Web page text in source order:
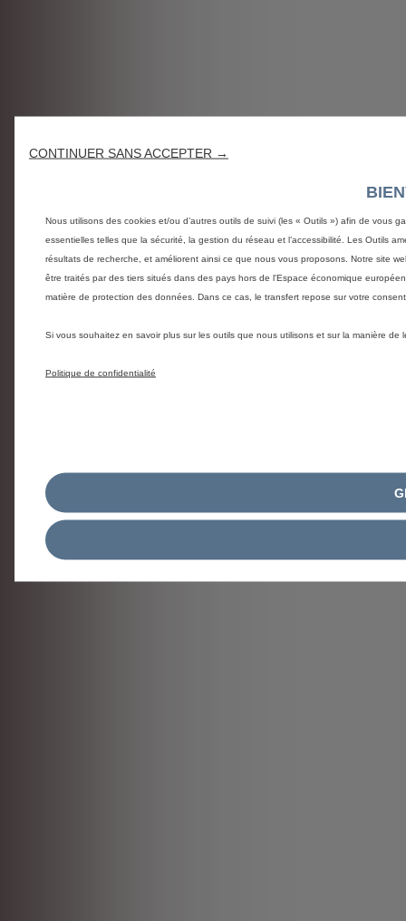
CONTINUER SANS ACCEPTER →
Nous utilisons des cookies et/ou d’autres outils de suivi (les « Outils ») afin de vous
essentielles telles que la sécurité, la gestion du réseau et l’accessibilité. Les Outils
résultats de recherche, et améliorent ainsi ce que nous vous proposons. Notre site
être traités par des tiers situés dans des pays hors de l'Espace économique
matière de protection des données. Dans ce cas, le transfert repose sur votre
Si vous souhaitez en savoir plus sur les outils que nous utilisons et sur la manière
Politique de confidentialité